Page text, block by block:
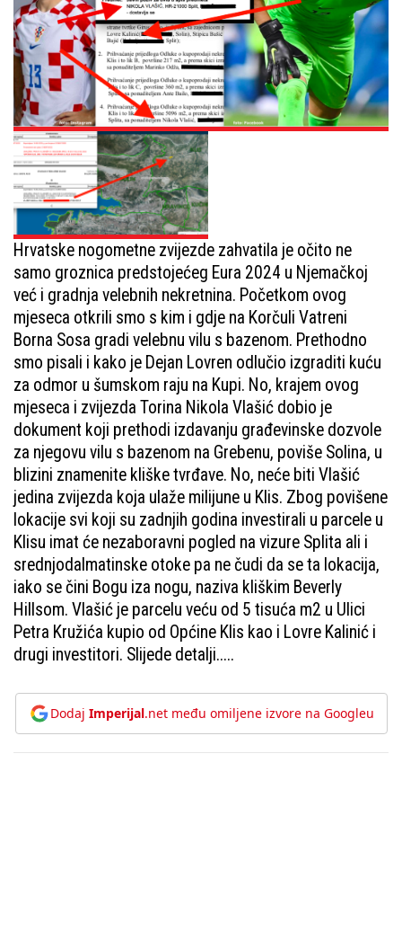
Hrvatske nogometne zvijezde zahvatila je očito ne
samo groznica predstojećeg Eura 2024 u Njemačkoj
već i gradnja velebnih nekretnina. Početkom ovog
mjeseca otkrili smo s kim i gdje na Korčuli Vatreni
Borna Sosa gradi velebnu vilu s bazenom. Prethodno
smo pisali i kako je Dejan Lovren odlučio izgraditi kuću
za odmor u šumskom raju na Kupi. No, krajem ovog
mjeseca i zvijezda Torina Nikola Vlašić dobio je
dokument koji prethodi izdavanju građevinske dozvole
za njegovu vilu s bazenom na Grebenu, poviše Solina, u
blizini znamenite kliške tvrđave. No, neće biti Vlašić
jedina zvijezda koja ulaže milijune u Klis. Zbog povišene
lokacije svi koji su zadnjih godina investirali u parcele u
Klisu imat će nezaboravni pogled na vizure Splita ali i
srednjodalmatinske otoke pa ne čudi da se ta lokacija,
iako se čini Bogu iza nogu, naziva kliškim Beverly
Hillsom. Vlašić je parcelu veću od 5 tisuća m2 u Ulici
Petra Kružića kupio od Općine Klis kao i Lovre Kalinić i
drugi investitori. Slijede detalji.....
Dodaj Imperijal.net među omiljene izvore na Googleu